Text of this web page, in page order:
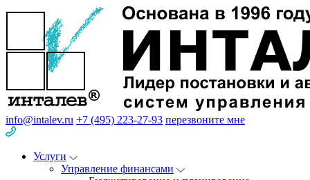
info@intalev.ru +7 (495) 223-27-93 перезвоните мне
Услуги
Управление финансами